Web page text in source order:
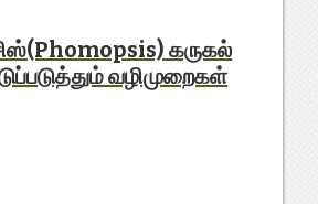
கருகல்
வழிமுறைகள்